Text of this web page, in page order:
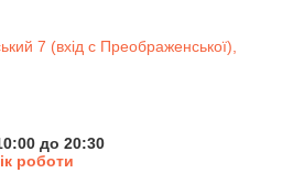
7 (вхід с Преображенської),
до 20:30
роботи